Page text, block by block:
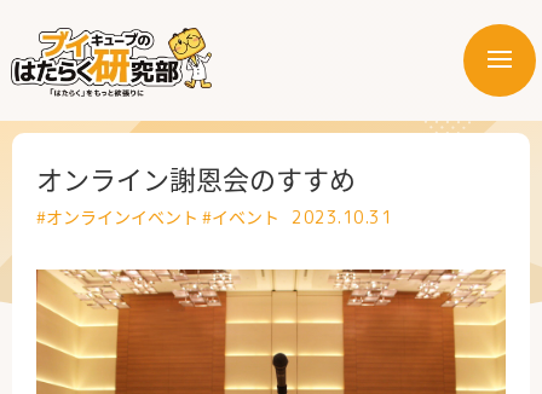
メ
ー
はたらく部署
はたらく課題
はたらく製品・サービス
オンライン謝恩会のすすめ
#オンラインイベント #イベント 2023.10.31